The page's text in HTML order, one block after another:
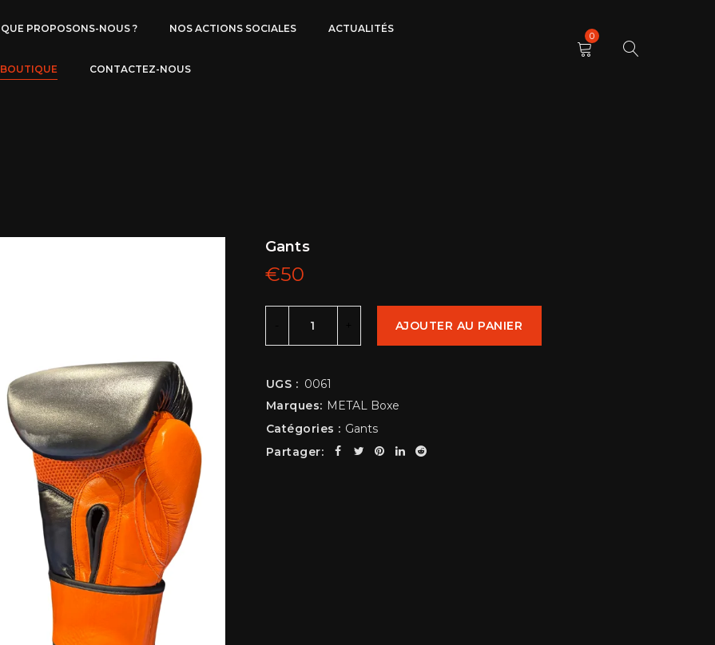
QUE PROPOSONS-NOUS ? NOS ACTIONS SOCIALES ACTUALITÉS
BOUTIQUE CONTACTEZ-NOUS
0
Gants
€50
AJOUTER AU PANIER
UGS : 0061
Marques: METAL Boxe
Catégories : Gants
Partager: